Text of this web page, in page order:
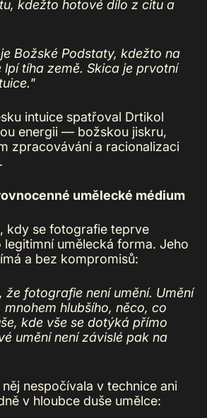
kdežto hotové dílo z citu a
Božské Podstaty, kdežto na
lpí tíha země. Skica je prvotní
intuice spatřoval Drtikol
energii — božskou jiskru,
zpracovávání a racionalizaci
umělecké médium
kdy se fotografie teprve
umělecká forma. Jeho
a bez kompromisů:
že fotografie není umění. Umění
mnohem hlubšího, něco, co
kde vše se dotýká přímo
umění není závislé pak na
nespočívala v technice ani
v hloubce duše umělce: